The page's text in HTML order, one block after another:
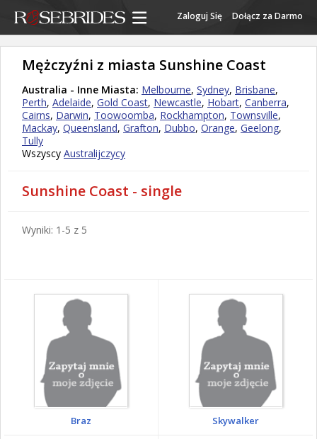
Zaloguj Się Dołącz za Darmo
Mężczyźni z miasta Sunshine Coast
Australia - Inne Miasta: Melbourne, Sydney, Brisbane,
Perth, Adelaide, Gold Coast, Newcastle, Hobart, Canberra,
Cairns, Darwin, Toowoomba, Rockhampton, Townsville,
Mackay, Queensland, Grafton, Dubbo, Orange, Geelong,
Tully
Wszyscy Australijczycy
Sunshine Coast - single
Wyniki: 1-5 z 5
Braz
Skywalker